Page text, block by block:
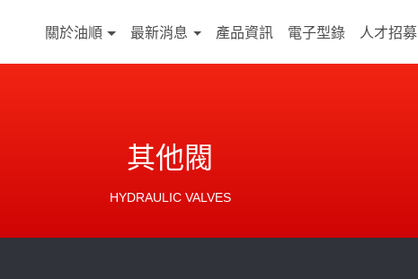
關於油順 最新消息 產品資訊 電子型錄 人才招募
其他閥
HYDRAULIC VALVES